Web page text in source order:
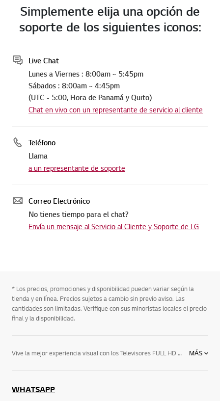
Simplemente elija una opción de
soporte de los siguientes iconos:
Live Chat
Lunes a Viernes : 8:00am ~ 5:45pm
Sábados : 8:00am ~ 4:45pm
(UTC - 5:00, Hora de Panamá y Quito)
Chat en vivo con un representante de servicio al cliente
Teléfono
Llama
a un representante de soporte
Correo Electrónico
No tienes tiempo para el chat?
Envía un mensaje al Servicio al Cliente y Soporte de LG
* Los precios, promociones y disponibilidad pueden variar según la
tienda y en línea. Precios sujetos a cambio sin previo aviso. Las
cantidades son limitadas. Verifique con sus minoristas locales el precio
final y la disponibilidad.
Vive la mejor experiencia visual con los Televisores FULL HD de LG, los únicos televisores que cuentan con la certificación THXA de calidad de imagen excepcional. Elige el modelo de TV que más se acople a tus necesidades y déjate sorprender por la impresionante alta resolución con precisión FULL HD de LG MÁS
WHATSAPP